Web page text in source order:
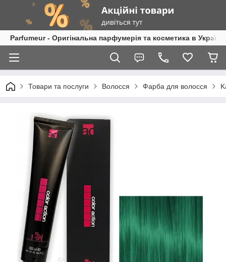
Parfumeur - Оригінальна парфумерія та косметика в Україні
Товари та послуги Волосся Фарба для волосся